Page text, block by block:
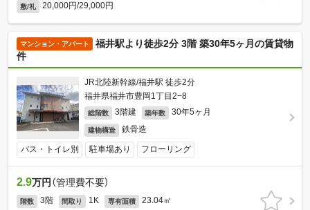
敷/礼 20,000円/29,000円
マンション・アパート
福井駅より徒歩2分 3階 築30年5ヶ月の賃貸物
件
JR北陸新幹線/福井駅 徒歩2分
福井県福井市豊岡1丁目2−8
総階数 3階建 築年数 30年5ヶ月
建物構造 鉄骨造
バス・トイレ別 駐車場あり フローリング
2.9万円 （管理費不要）
階数 3階 間取り 1K 専有面積 23.04㎡